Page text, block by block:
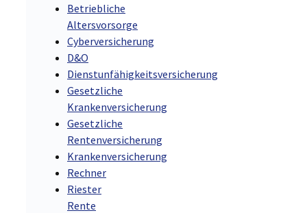
Betriebliche
Altersvorsorge
Cyberversicherung
D&O
Dienstunfähigkeitsversicherung
Gesetzliche
Krankenversicherung
Gesetzliche
Rentenversicherung
Krankenversicherung
Rechner
Riester
Rente